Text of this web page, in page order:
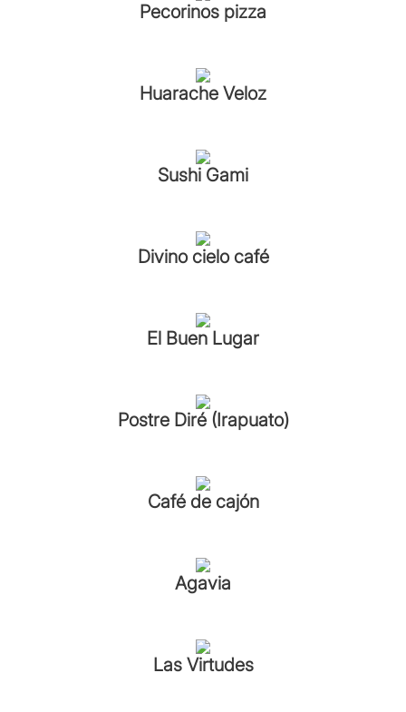
Pecorinos pizza
Huarache Veloz
Sushi Gami
Divino cielo café
El Buen Lugar
Postre Diré (Irapuato)
Café de cajón
Agavia
Las Virtudes